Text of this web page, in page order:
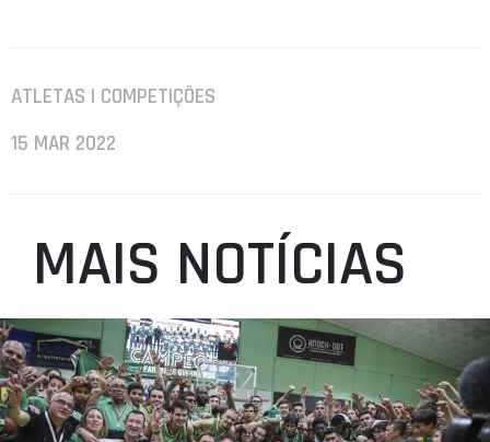
ATLETAS | COMPETIÇÕES
15 MAR 2022
MAIS NOTÍCIAS